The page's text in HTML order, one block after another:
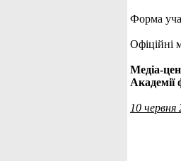
Форма
Офіційні
Медіа-
Академії
10 червня